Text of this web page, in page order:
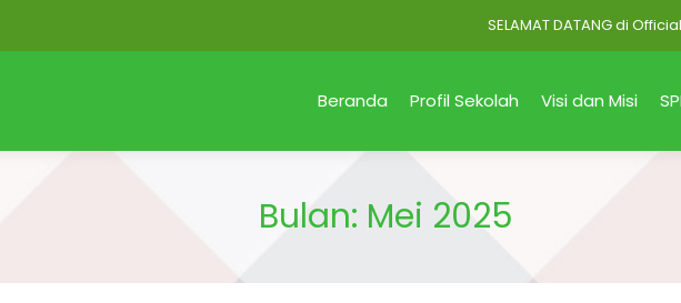
SELAMAT DATANG di Official
Beranda Profil Sekolah Visi dan Misi
Bulan: Mei 2025